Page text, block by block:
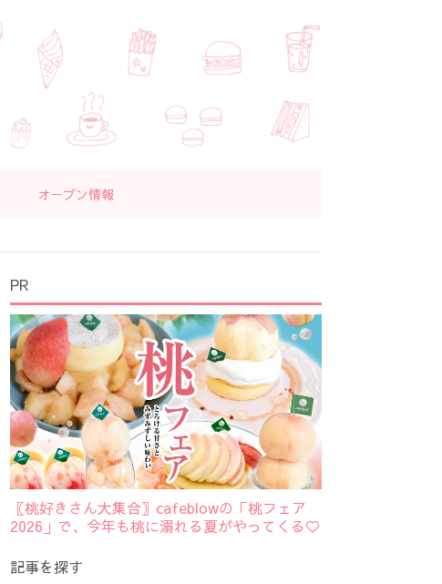
オープン情報
PR
〖桃好きさん大集合〗cafeblowの「桃フェア
2026」で、今年も桃に溺れる夏がやってくる♡
記事を探す